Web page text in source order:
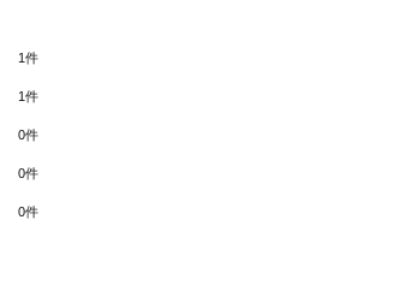
1件
1件
0件
0件
0件